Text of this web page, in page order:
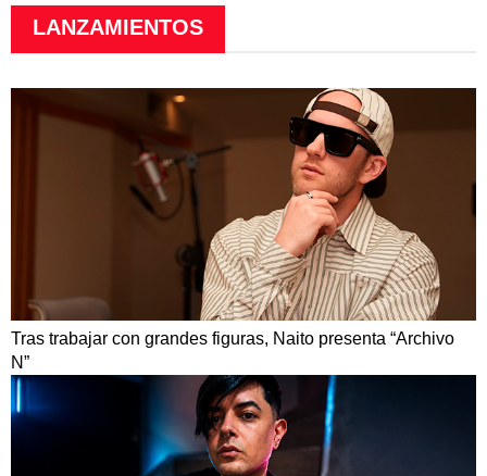
LANZAMIENTOS
Tras trabajar con grandes figuras, Naito presenta “Archivo
N”